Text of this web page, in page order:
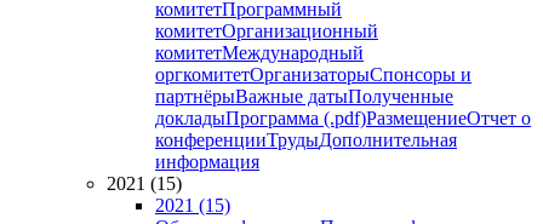
комитетПрограммный
комитетОрганизационный
комитетМеждународный
оргкомитетОрганизаторыСпонсоры и
партнёрыВажные датыПолученные
докладыПрограмма (.pdf)РазмещениеОтчет о
конференцииТрудыДополнительная
информация
2021 (15)
2021 (15)